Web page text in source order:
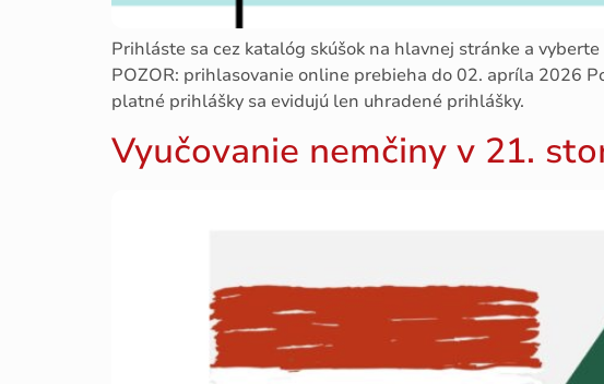
Prihláste sa cez katalóg skúšok na hlavnej stránke a
POZOR: prihlasovanie online prebieha do 02. apríla 2026
platné prihlášky sa evidujú len uhradené prihlášky.
Vyučovanie nemčiny v 21.